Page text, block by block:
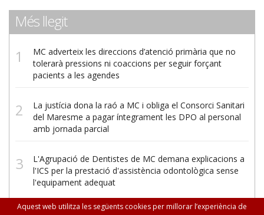
Més llegit
MC adverteix les direccions d’atenció primària que no
tolerarà pressions ni coaccions per seguir forçant
pacients a les agendes
La justícia dona la raó a MC i obliga el Consorci Sanitari
del Maresme a pagar íntegrament les DPO al personal
amb jornada parcial
L'Agrupació de Dentistes de MC demana explicacions a
l'ICS per la prestació d'assistència odontològica sense
l'equipament adequat
Aquest web utilitza les següents cookies per millorar l’experiència de